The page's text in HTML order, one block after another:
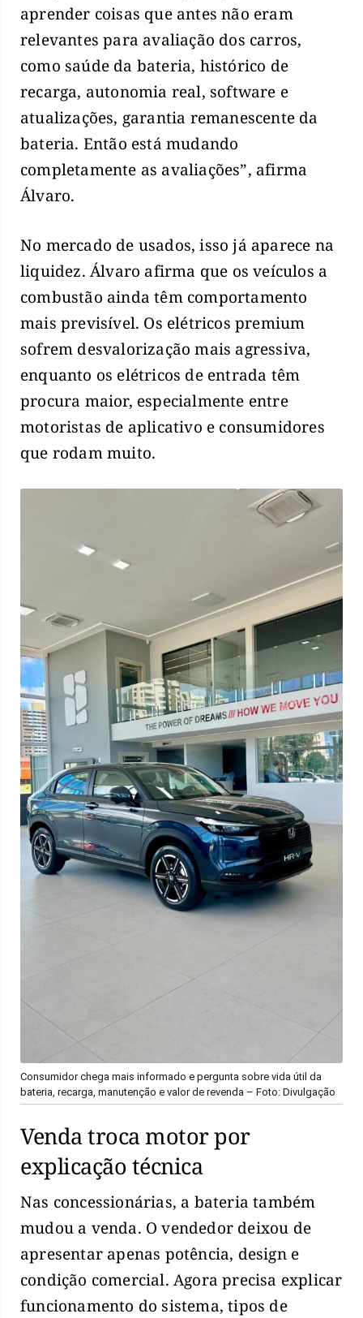
aprender coisas que antes não eram
relevantes para avaliação dos carros,
como saúde da bateria, histórico de
recarga, autonomia real, software e
atualizações, garantia remanescente da
bateria. Então está mudando
completamente as avaliações”, afirma
Álvaro.
No mercado de usados, isso já aparece na
liquidez. Álvaro afirma que os veículos a
combustão ainda têm comportamento
mais previsível. Os elétricos premium
sofrem desvalorização mais agressiva,
enquanto os elétricos de entrada têm
procura maior, especialmente entre
motoristas de aplicativo e consumidores
que rodam muito.
Consumidor chega mais informado e pergunta sobre vida útil da
bateria, recarga, manutenção e valor de revenda – Foto: Divulgação
Venda troca motor por
explicação técnica
Nas concessionárias, a bateria também
mudou a venda. O vendedor deixou de
apresentar apenas potência, design e
condição comercial. Agora precisa explicar
funcionamento do sistema, tipos de